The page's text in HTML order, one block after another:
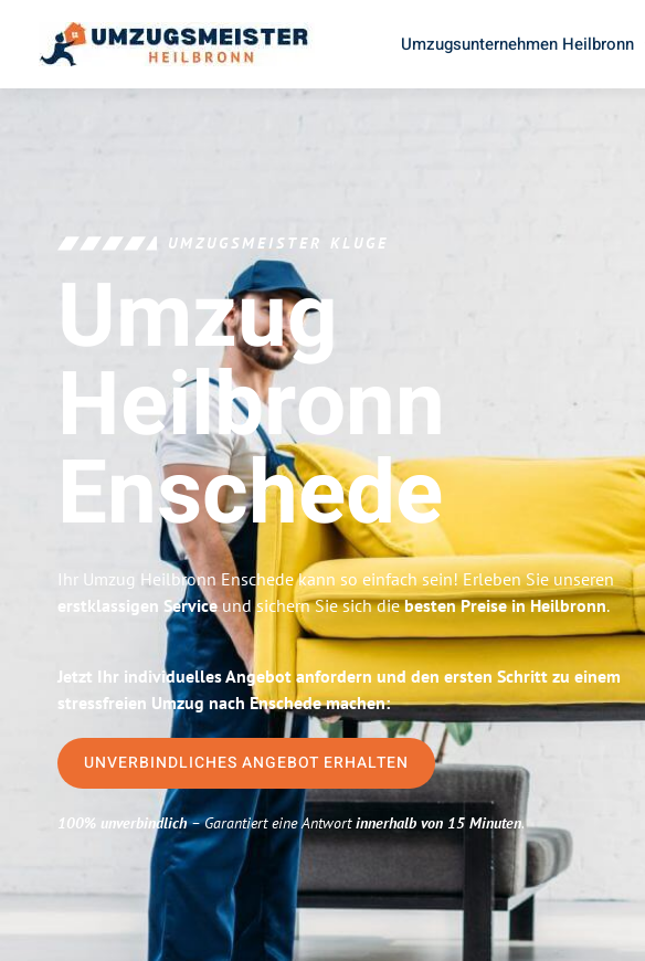
Umzugsunternehmen Heilbronn
UMZUGSMEISTER KLUGE
Umzug
Heilbronn
Enschede
Ihr Umzug Heilbronn Enschede kann so einfach sein! Erleben Sie unseren
erstklassigen Serviceund sichern Sie sich diebesten Preise in Heilbronn.
Jetzt Ihr individuelles Angebot anfordern und den ersten Schritt zu einem
stressfreien Umzug nach Enschede machen:
UNVERBINDLICHES ANGEBOT ERHALTEN
100% unverbindlich– Garantiert eine Antwortinnerhalb von 15 Minuten.